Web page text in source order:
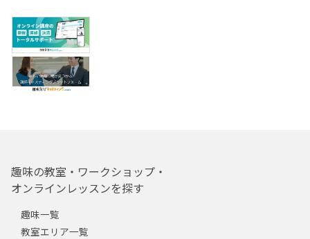
趣味の教室・ワークショップ・
オンラインレッスンを探す
趣味一覧
教室エリア一覧